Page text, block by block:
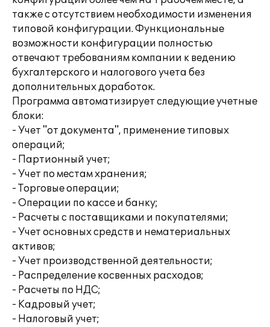
также с отсутствием необходимости изменения
типовой конфигурации. Функциональные
возможности конфигурации полностью
отвечают требованиям компании к ведению
бухгалтерского и налогового учета без
дополнительных доработок.
Программа автоматизирует следующие учетные
блоки:
- Учет "от документа", применение типовых
операций;
- Партионный учет;
- Учет по местам хранения;
- Торговые операции;
- Операции по кассе и банку;
- Расчеты с поставщиками и покупателями;
- Учет основных средств и нематериальных
активов;
- Учет производственной деятельности;
- Распределение косвенных расходов;
- Расчеты по НДС;
- Кадровый учет;
- Налоговый учет;